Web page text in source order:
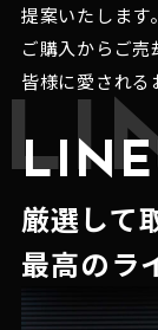
提案いたします。
ご購入からご売
皆様に愛される
厳選して
最高のラ